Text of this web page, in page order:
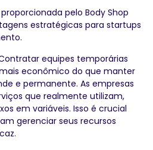
pelo Body Shop
estratégicas para startups
equipes temporárias
econômico do que manter
e permanente. As empresas
que realmente utilizam,
em variáveis. Isso é crucial
gerenciar seus recursos